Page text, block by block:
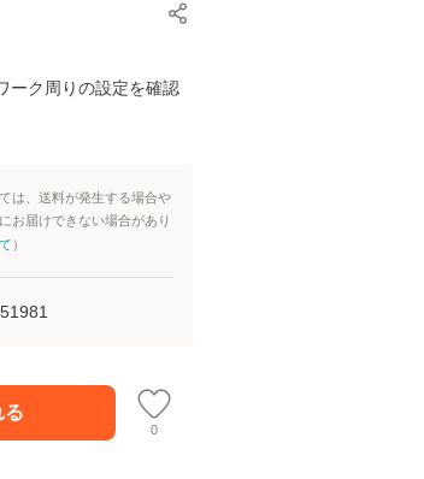
ーク周りの設定を確認
は、送料が発生する場合や
お届けできない場合があり
）
る
0